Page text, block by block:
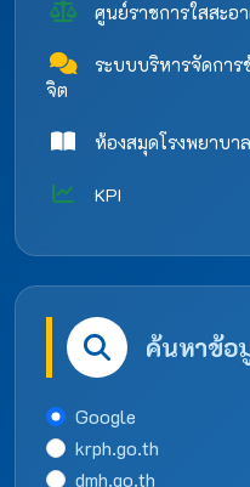
ศูนย์ราชการใสสะอ
ระบบบริหารจัดการ
จิต
ห้องสมุดโรงพยาบา
KPI
ค้นหาข้อ
Google
krph.go.th
dmh.go.th